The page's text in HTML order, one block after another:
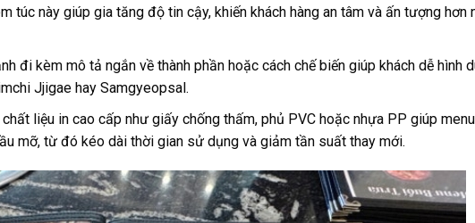
túc này giúp gia tăng độ tin cậy, khiến khách hàng an tâm và ấn tượng hơn
đi kèm mô tả ngắn về thành phần hoặc cách chế biến giúp khách dễ hình
Jjigae hay Samgyeopsal.
liệu in cao cấp như giấy chống thấm, phủ PVC hoặc nhựa PP giúp
mỡ, từ đó kéo dài thời gian sử dụng và giảm tần suất thay mới.